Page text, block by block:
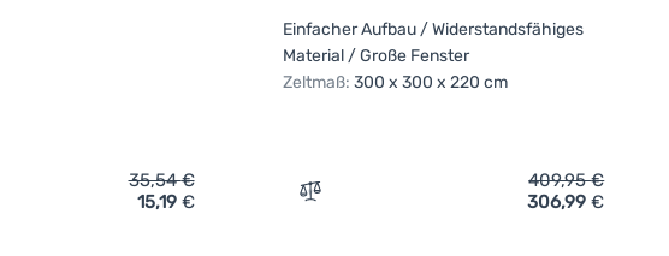
'Zelterweiterung Outwell Gutter for utility tents M' hinzufügen
35,54€
15,19 €
Einfacher Aufbau / Widerstandsfähiges
Material / Große Fenster
Zeltmaß: 300 x 300 x 220 cm
Zum Vergleich 'Zelt Outwell Fastlane 300
409,95€
306,99€